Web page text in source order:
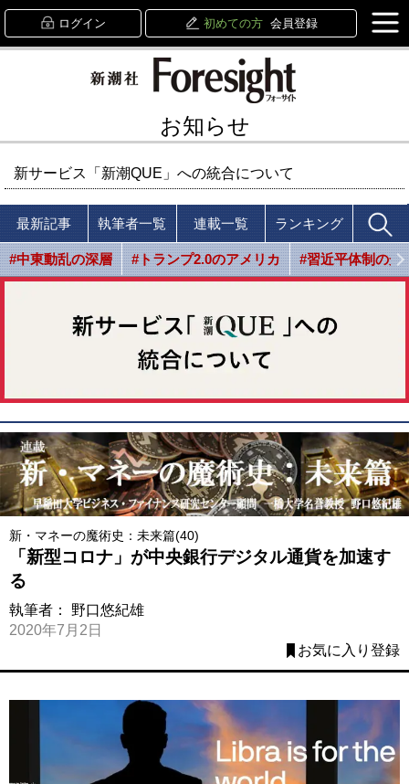
ログイン 初めての方 会員登録
お知らせ
新サービス「新潮QUE」への統合について
最新記事 執筆者一覧 連載一覧 ランキング
#中東動乱の深層 #トランプ2.0のアメリカ #習近平体制の光
新・マネーの魔術史：未来篇(40)
「新型コロナ」が中央銀行デジタル通貨を加速す
る
執筆者： 野口悠紀雄
2020年7月2日
お気に入り登録